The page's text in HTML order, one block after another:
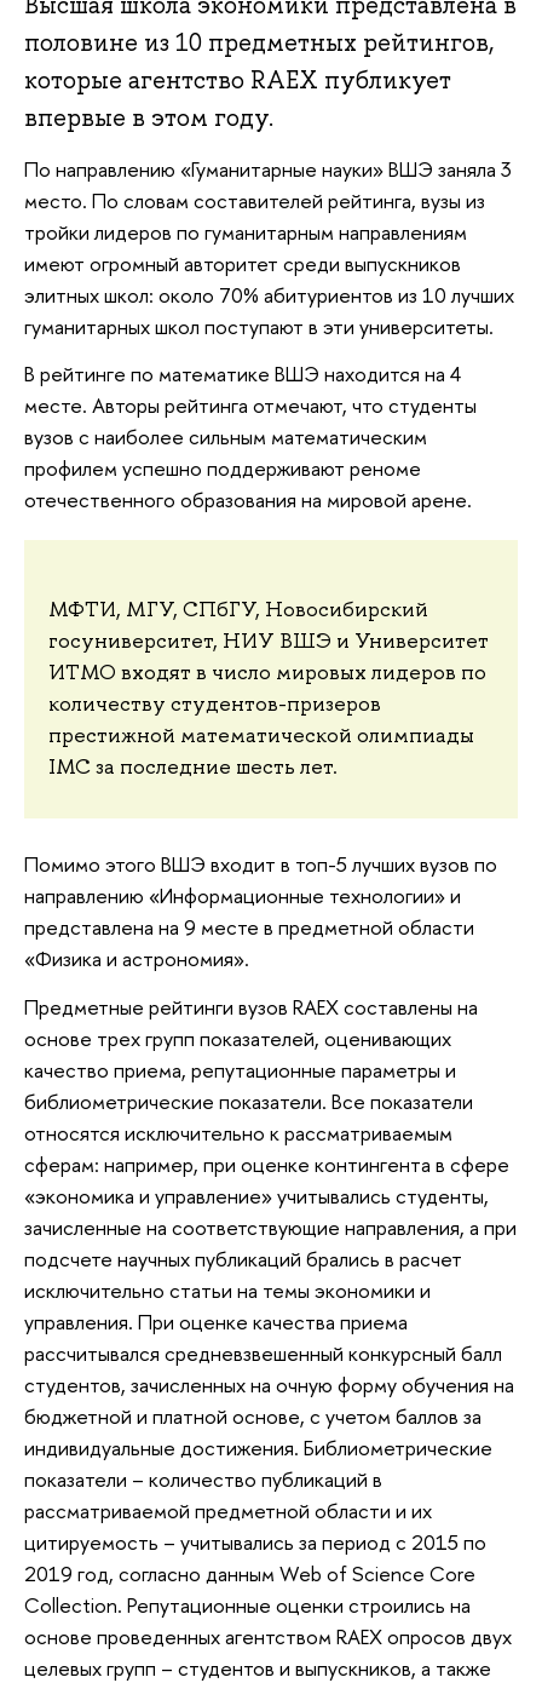
половине из 10 предметных рейтингов,
которые агентство RAEX публикует
впервые в этом году.
По направлению «Гуманитарные науки» ВШЭ заняла 3
место. По словам составителей рейтинга, вузы из
тройки лидеров по гуманитарным направлениям
имеют огромный авторитет среди выпускников
элитных школ: около 70% абитуриентов из 10 лучших
гуманитарных школ поступают в эти университеты.
В рейтинге по математике ВШЭ находится на 4
месте. Авторы рейтинга отмечают, что студенты
вузов с наиболее сильным математическим
профилем успешно поддерживают реноме
отечественного образования на мировой арене.
МФТИ, МГУ, СПбГУ, Новосибирский
госуниверситет, НИУ ВШЭ и Университет
ИТМО входят в число мировых лидеров по
количеству студентов-призеров
престижной математической олимпиады
IMC за последние шесть лет.
Помимо этого ВШЭ входит в топ-5 лучших вузов по
направлению «Информационные технологии» и
представлена на 9 месте в предметной области
«Физика и астрономия».
Предметные рейтинги вузов RAEX составлены на
основе трех групп показателей, оценивающих
качество приема, репутационные параметры и
библиометрические показатели. Все показатели
относятся исключительно к рассматриваемым
сферам: например, при оценке контингента в сфере
«экономика и управление» учитывались студенты,
зачисленные на соответствующие направления, а при
подсчете научных публикаций брались в расчет
исключительно статьи на темы экономики и
управления. При оценке качества приема
рассчитывался средневзвешенный конкурсный балл
студентов, зачисленных на очную форму обучения на
бюджетной и платной основе, с учетом баллов за
индивидуальные достижения. Библиометрические
показатели – количество публикаций в
рассматриваемой предметной области и их
цитируемость – учитывались за период с 2015 по
2019 год, согласно данным Web of Science Core
Collection. Репутационные оценки строились на
основе проведенных агентством RAEX опросов двух
целевых групп – студентов и выпускников, а также